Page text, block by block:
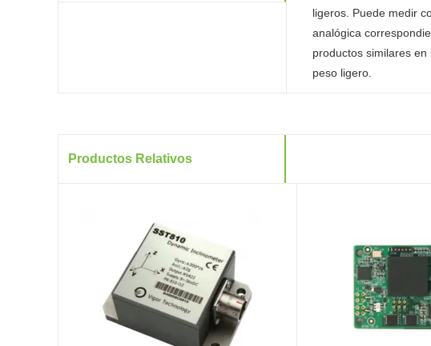
ligeros. Puede medir
analógica
productos similares
peso ligero.
Productos Relativos